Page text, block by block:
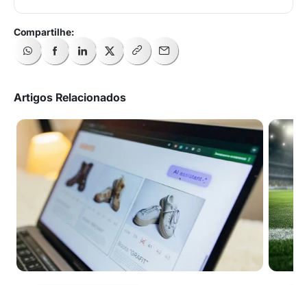
Artigos Relacionados